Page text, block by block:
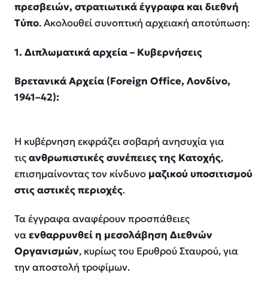
πρεσβειών, στρατιωτικά έγγραφα και διεθνή
Τύπο. Ακολουθεί συνοπτική αρχειακή αποτύπωση:
1. Διπλωματικά αρχεία – Κυβερνήσεις
Βρετανικά Αρχεία (Foreign Office, Λονδίνο,
1941–42):
Η κυβέρνηση εκφράζει σοβαρή ανησυχία για
τιςανθρωπιστικές συνέπειες της Κατοχής,
επισημαίνοντας τον κίνδυνο μαζικού υποσιτισμού
στις αστικές περιοχές.
Τα έγγραφα αναφέρουν προσπάθειες
ναενθαρρυνθεί η μεσολάβηση Διεθνών
Οργανισμών, κυρίως του Ερυθρού Σταυρού, για
την αποστολή τροφίμων.